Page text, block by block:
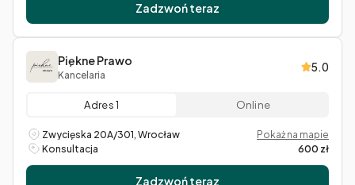
Zadzwoń teraz
Piękne Prawo
Kancelaria
5.0
Adres 1 Online
Zwycięska 20A/301, Wrocław
Pokaż na mapie
Konsultacja
600 zł
Zadzwoń teraz